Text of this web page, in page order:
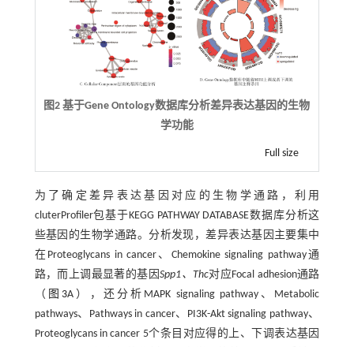
图2 基于Gene Ontology数据库分析差异表达基因的生物
学功能
Full size
为了确定差异表达基因对应的生物学通路，利用
cluterProfiler包基于KEGG PATHWAY DATABASE数据库分析这
些基因的生物学通路。分析发现，差异表达基因主要集中
在Proteoglycans in cancer、Chemokine signaling pathway通
路，而上调最显著的基因Spp1、Thc对应Focal adhesion通路
（ 图3A），还分析MAPK signaling pathway、Metabolic
pathways、Pathways in cancer、PI3K-Akt signaling pathway、
Proteoglycans in cancer 5个条目对应得的上、下调表达基因